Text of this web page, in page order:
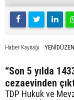
Haber Kaynağı YENİDÜZEN
“Son 5 yılda
cezaevinden
TDP Hukuk ve